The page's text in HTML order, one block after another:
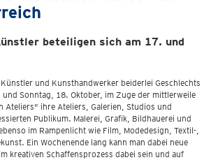
beteiligen sich am 17. und
und Kunsthandwerker beiderlei Geschlechts
Sonntag, 18. Oktober, im Zuge der mittlerweile
Ateliers" ihre Ateliers, Galerien, Studios und
Publikum. Malerei, Grafik, Bildhauerei und
im Rampenlicht wie Film, Modedesign, Textil-,
Ein Wochenende lang kann man dabei neue
kreativen Schaffensprozess dabei sein und auf